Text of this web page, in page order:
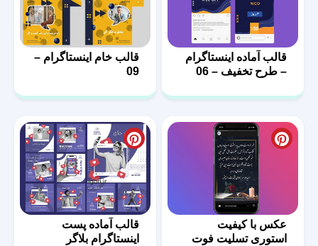
قالب آماده اینستاگرام
– طرح تخفیف – 06
قالب خام اینستاگرام –
09
عکس با کیفیت
استوری تسلیت فوت
قالب آماده پست
اینستاگرام بلاگر